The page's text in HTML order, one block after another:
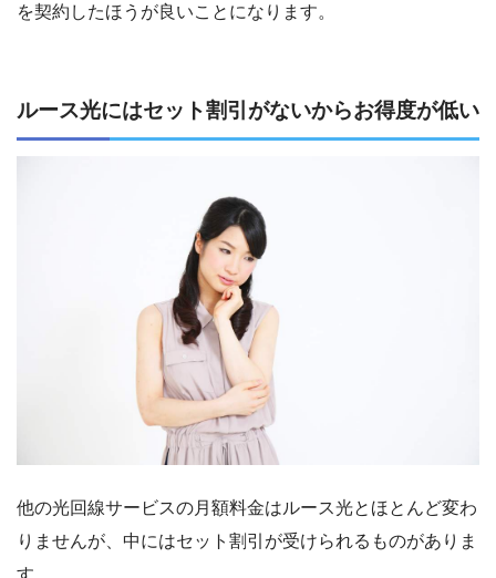
を契約したほうが良いことになります。
ルース光にはセット割引がないからお得度が低い
他の光回線サービスの月額料金はルース光とほとんど変わ
りませんが、中にはセット割引が受けられるものがありま
す。